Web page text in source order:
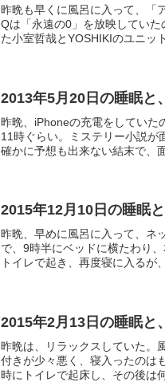
昨晩も早くに風呂に入って、「
Qは「永遠の0」を放映してい
た小室哲哉とYOSHIKIのユニッ
2013年5月20日の睡眠と
昨晩、iPhoneの充電をしていた
11時ぐらい。ミステリー小説が
確かに予想も出来ない結末で、
2015年12月10日の睡眠
昨晩、早めに風呂に入って、ネ
で、9時半にベッドに横たわり
トイレで起き、再度寝に入るが
2015年2月13日の睡眠と
昨晩は、リラックスしていた。
付きが少々悪く、寝入ったのは
時にトイレで起床し、その後は